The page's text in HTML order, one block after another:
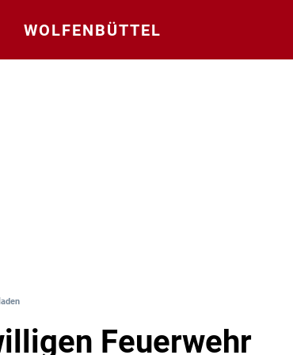
WOLFENBÜTTEL
Feuerwehr